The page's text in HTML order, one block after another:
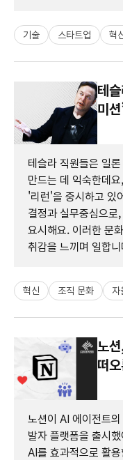
기술 스타트업 혁
테
미
테슬라 직원들은 일
만드는 데 익숙한데
'리런'을 중시하고 있
결정과 실무중심으로
요시해요. 이러한 문
취감을 느끼며 일합니
혁신 조직 문화 자
노
떠
노션이 AI 에이전트
발자 플랫폼을 출시
AI를 효과적으로 활